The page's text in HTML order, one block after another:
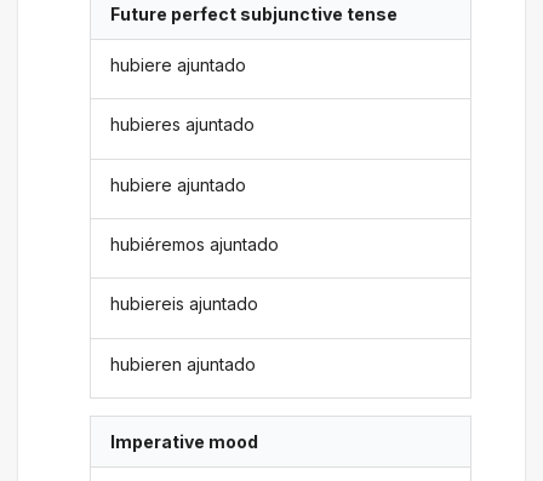
Future perfect subjunctive tense
hubiere ajuntado
hubieres ajuntado
hubiere ajuntado
hubiéremos ajuntado
hubiereis ajuntado
hubieren ajuntado
Imperative mood